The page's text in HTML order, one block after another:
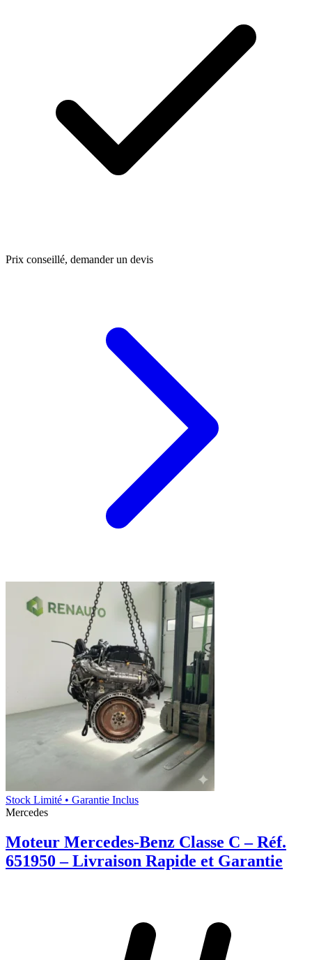
Prix conseillé, demander un devis
Stock Limité • Garantie Inclus
Mercedes
Moteur Mercedes-Benz Classe C – Réf.
651950 – Livraison Rapide et Garantie